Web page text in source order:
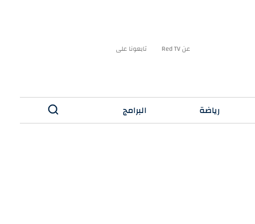
عن Red TV تابعونا على
رياضة البرامج